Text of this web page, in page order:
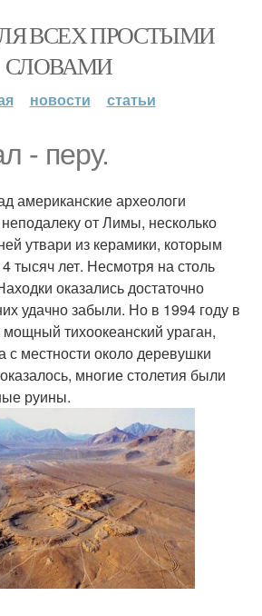
ВСЕХ ПРОСТЫМИ
СЛОВАМИ
новости статьи
- перу.
американские археологи
от Лимы, несколько
утвари из керамики, которым
тысяч лет. Несмотря на столь
оказались достаточно
удачно забыли. Но в 1994 году в
тихоокеанский ураган,
местности около деревушки
многие столетия были
руины.